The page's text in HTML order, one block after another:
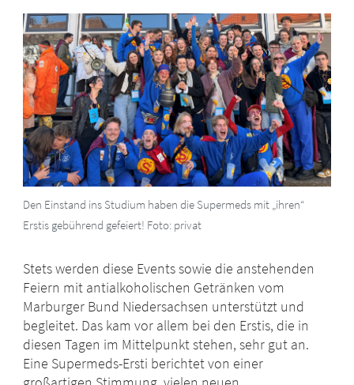
Den Einstand ins Studium haben die Supermeds mit „ihren“
Erstis gebührend gefeiert! Foto: privat
Stets werden diese Events sowie die anstehenden
Feiern mit antialkoholischen Getränken vom
Marburger Bund Niedersachsen unterstützt und
begleitet. Das kam vor allem bei den Erstis, die in
diesen Tagen im Mittelpunkt stehen, sehr gut an.
Eine Supermeds-Ersti berichtet von einer